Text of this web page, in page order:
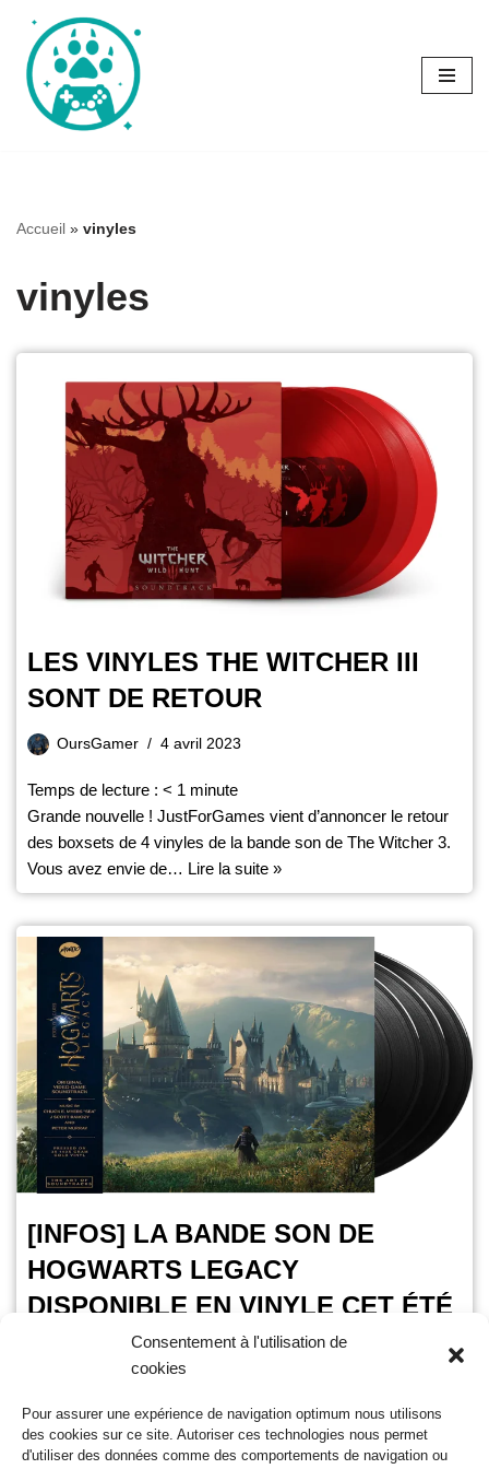
Consentement à l'utilisation de
cookies
Pour assurer une expérience de navigation optimum nous utilisons
des cookies sur ce site. Autoriser ces technologies nous permet
d'utiliser des données comme des comportements de navigation ou
Aller
au
contenu
Accueil » vinyles
vinyles
LES VINYLES THE WITCHER III
SONT DE RETOUR
OursGamer 4 avril 2023
Temps de lecture : < 1 minute
Grande nouvelle ! JustForGames vient d’annoncer le retour
des boxsets de 4 vinyles de la bande son de The Witcher 3.
Vous avez envie de… Lire la suite »
[INFOS] LA BANDE SON DE
HOGWARTS LEGACY
DISPONIBLE EN VINYLE CET ÉTÉ
OursGamer 24 mars 2023
Hogwarts Legacy l’action-rpg qui se passe dans l’univers de
Harry Potter voit sa bande son arriver sur votre platine dès